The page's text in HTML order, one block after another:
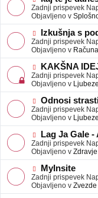
o
v
e
o
b
j
a
v
e
Zadnji prispevek
Objavljeno v
N
o
v
e
o
b
j
a
v
e
Izkušnja s
Zadnji prispevek
Objavljeno v
N
o
v
e
o
b
j
a
v
e
KAKŠNA
Zadnji prispevek
Objavljeno v
N
o
v
e
o
b
j
a
v
e
Odnosi
Zadnji prispevek
Objavljeno v
N
o
v
e
o
b
j
a
Lag Ja Gale
Zadnji prispevek
Objavljeno v Zdravje
N
o
v
e
MyInsite
Zadnji prispevek
Objavljeno v Zvezde